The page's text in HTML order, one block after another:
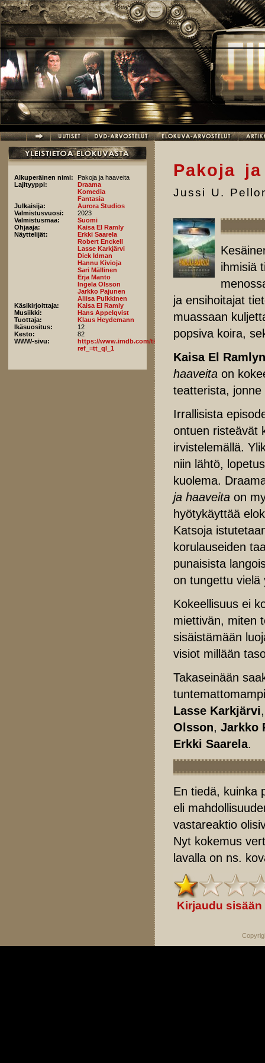
Hyppää pääsisältöön
Alkuperäinen nimi:
Pakoja ja haaveita
Lajityyppi:
Draama
Komedia
Fantasia
Julkaisija:
Aurora Studios
Valmistusvuosi:
2023
Valmistusmaa:
Suomi
Ohjaaja:
Kaisa El Ramly
Näyttelijät:
Erkki Saarela
Robert Enckell
Lasse Karkjärvi
Dick Idman
Hannu Kivioja
Sari Mällinen
Erja Manto
Ingela Olsson
Jarkko Pajunen
Aliisa Pulkkinen
Käsikirjoittaja:
Kaisa El Ramly
Musiikki:
Hans Appelqvist
Tuottaja:
Klaus Heydemann
Ikäsuositus:
12
Kesto:
82
WWW-sivu:
https://www.imdb.com/title/tt18206298/fullcredits/?
ref_=tt_ql_1
Pakoja
Jussi U.
ihmisiä
ja ensihoitajat
muassaan
popsiva koira,
Kaisa El Ramlyn
haaveita on
teatterista,
Irrallisista
ontuen risteävät
irvistelemällä.
niin lähtö,
kuolema.
ja haaveita on
hyötykäyttää
Katsoja
korulauseiden
punaisista
on tungettu vielä
Kokeellisuus ei
miettivän, miten
sisäistämään
visiot millään
Takaseinään
Lasse Karkjärvi
Olsson, Jarkko
Erkki Saarela.
En tiedä, kuinka
eli
vastareaktio
Nyt kokemus
lavalla on ns.
Kirjaudu sisään